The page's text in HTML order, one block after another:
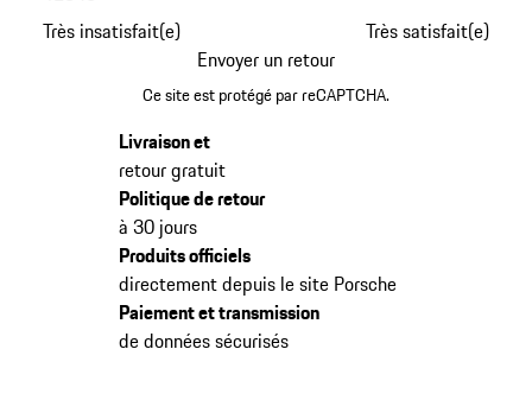
Très insatisfait(e)
Très satisfait(e)
Envoyer un retour
Ce site est protégé par reCAPTCHA.
Livraison et
retour gratuit
Politique de retour
à 30 jours
Produits officiels
directement depuis le site Porsche
Paiement et transmission
de données sécurisés